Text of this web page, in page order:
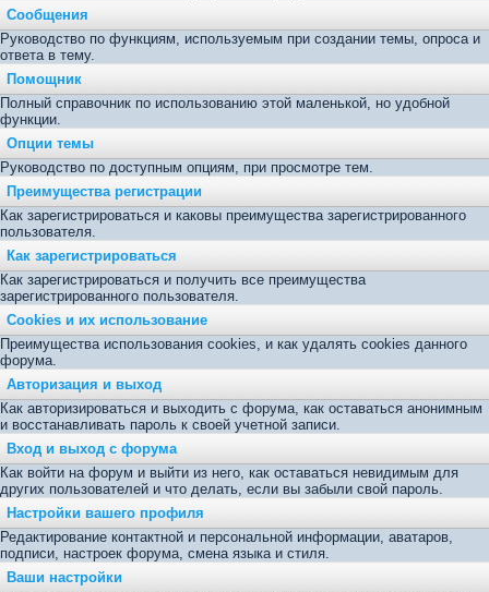
Сообщения
Руководство по функциям, используемым при создании темы, опроса и
ответа в тему.
Помощник
Полный справочник по использованию этой маленькой, но удобной
функции.
Опции темы
Руководство по доступным опциям, при просмотре тем.
Преимущества регистрации
Как зарегистрироваться и каковы преимущества зарегистрированного
пользователя.
Как зарегистрироваться
Как зарегистрироваться и получить все преимущества
зарегистрированного пользователя.
Cookies и их использование
Преимущества использования cookies, и как удалять cookies данного
форума.
Авторизация и выход
Как авторизироваться и выходить с форума, как оставаться анонимным
и восстанавливать пароль к своей учетной записи.
Вход и выход с форума
Как войти на форум и выйти из него, как оставаться невидимым для
других пользователей и что делать, если вы забыли свой пароль.
Настройки вашего профиля
Редактирование контактной и персональной информации, аватаров,
подписи, настроек форума, смена языка и стиля.
Ваши настройки